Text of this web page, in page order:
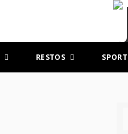
RESTOS SPORT